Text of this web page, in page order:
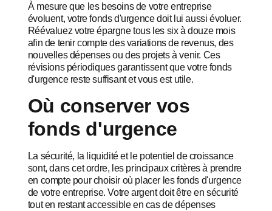
À mesure que les besoins de votre entreprise
évoluent, votre fonds d'urgence doit lui aussi évoluer.
Réévaluez votre épargne tous les six à douze mois
afin de tenir compte des variations de revenus, des
nouvelles dépenses ou des projets à venir. Ces
révisions périodiques garantissent que votre fonds
d'urgence reste suffisant et vous est utile.
Où conserver vos
fonds d'urgence
La sécurité, la liquidité et le potentiel de croissance
sont, dans cet ordre, les principaux critères à prendre
en compte pour choisir où placer les fonds d'urgence
de votre entreprise. Votre argent doit être en sécurité
tout en restant accessible en cas de dépenses